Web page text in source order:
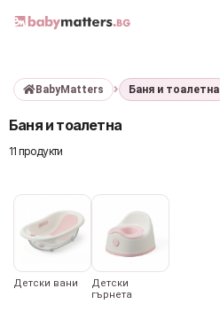
МАРКИ
КОРИ ЗА АВТОМОБИЛИ
РАЗХОДКА
BabyMatters Баня и тоалетна
Баня и тоалетна
11 продукти
Детски вани
Детски
гърнета